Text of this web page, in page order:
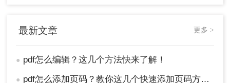
最新文章 更多 >
● pdf怎么编辑？这几个方法快来了解！
● pdf怎么添加页码？教你这几个快速添加页码方法！